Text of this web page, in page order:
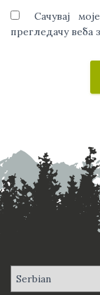
Сачувај
прегледачу веба
ПД "Вучји